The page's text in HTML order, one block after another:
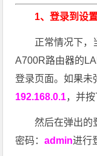
1、登录到设
正常情况下，
A700R路由器的
登录页面。如果未
192.168.0.1，并按
然后在弹出的
密码：admin进行